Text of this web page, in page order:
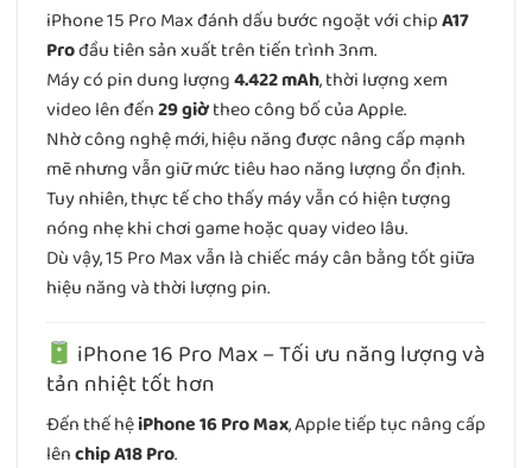
iPhone 15 Pro Max đánh dấu bước ngoặt với chipA17
Prođầu tiên sản xuất trên tiến trình 3nm.
Máy có pin dung lượng4.422 mAh, thời lượng xem
video lên đến29 giờtheo công bố của Apple.
Nhờ công nghệ mới, hiệu năng được nâng cấp mạnh
mẽ nhưng vẫn giữ mức tiêu hao năng lượng ổn định.
Tuy nhiên, thực tế cho thấy máy vẫn có hiện tượng
nóng nhẹ khi chơi game hoặc quay video lâu.
Dù vậy, 15 Pro Max vẫn là chiếc máy cân bằng tốt giữa
hiệu năng và thời lượng pin.
iPhone 16 Pro Max – Tối ưu năng lượng và
tản nhiệt tốt hơn
Đến thế hệiPhone 16 Pro Max, Apple tiếp tục nâng cấp
lênchip A18 Pro.